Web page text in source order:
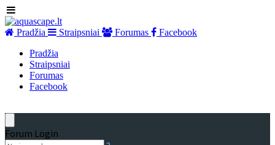
Pradžia Straipsniai Forumas
Facebook
Pradžia
Straipsniai
Forumas
Facebook
Forum Login